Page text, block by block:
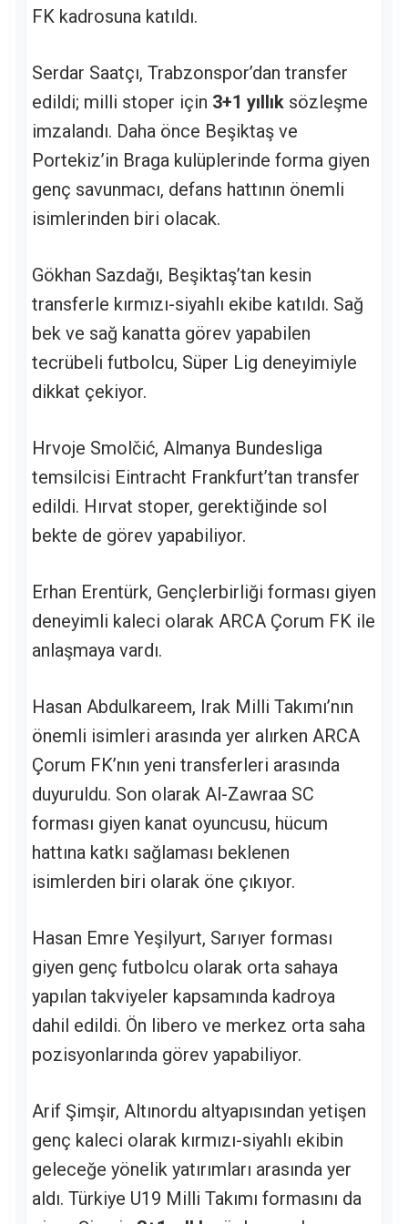
FK kadrosuna katıldı.
Serdar Saatçı, Trabzonspor’dan transfer
edildi; milli stoper için 3+1 yıllık sözleşme
imzalandı. Daha önce Beşiktaş ve
Portekiz’in Braga kulüplerinde forma giyen
genç savunmacı, defans hattının önemli
isimlerinden biri olacak.
Gökhan Sazdağı, Beşiktaş’tan kesin
transferle kırmızı-siyahlı ekibe katıldı. Sağ
bek ve sağ kanatta görev yapabilen
tecrübeli futbolcu, Süper Lig deneyimiyle
dikkat çekiyor.
Hrvoje Smolčić, Almanya Bundesliga
temsilcisi Eintracht Frankfurt’tan transfer
edildi. Hırvat stoper, gerektiğinde sol
bekte de görev yapabiliyor.
Erhan Erentürk, Gençlerbirliği forması giyen
deneyimli kaleci olarak ARCA Çorum FK ile
anlaşmaya vardı.
Hasan Abdulkareem, Irak Milli Takımı’nın
önemli isimleri arasında yer alırken ARCA
Çorum FK’nın yeni transferleri arasında
duyuruldu. Son olarak Al-Zawraa SC
forması giyen kanat oyuncusu, hücum
hattına katkı sağlaması beklenen
isimlerden biri olarak öne çıkıyor.
Hasan Emre Yeşilyurt, Sarıyer forması
giyen genç futbolcu olarak orta sahaya
yapılan takviyeler kapsamında kadroya
dahil edildi. Ön libero ve merkez orta saha
pozisyonlarında görev yapabiliyor.
Arif Şimşir, Altınordu altyapısından yetişen
genç kaleci olarak kırmızı-siyahlı ekibin
geleceğe yönelik yatırımları arasında yer
aldı. Türkiye U19 Milli Takımı formasını da